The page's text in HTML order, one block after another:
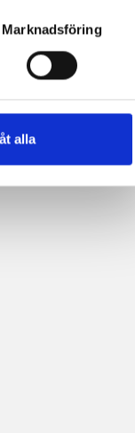
Marknadsföring
alla